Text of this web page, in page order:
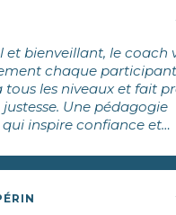
et bienveillant, le coach
chaque
tous les niveaux et fait
Une pédagogie
inspire confiance et